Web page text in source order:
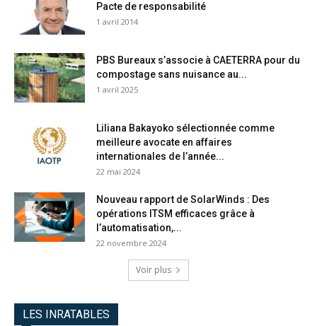
Pacte de responsabilité
1 avril 2014
PBS Bureaux s’associe à CAETERRA pour du
compostage sans nuisance au...
1 avril 2025
Liliana Bakayoko sélectionnée comme
meilleure avocate en affaires
internationales de l’année...
22 mai 2024
Nouveau rapport de SolarWinds : Des
opérations ITSM efficaces grâce à
l’automatisation,...
22 novembre 2024
Voir plus
LES INRATABLES